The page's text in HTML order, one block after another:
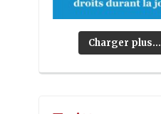
Charger plus…